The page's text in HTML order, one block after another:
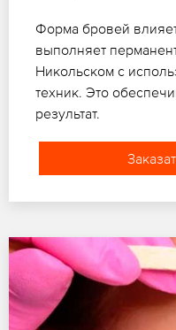
Форма бровей
выполняет
Никольском с
техник. Это
результат.